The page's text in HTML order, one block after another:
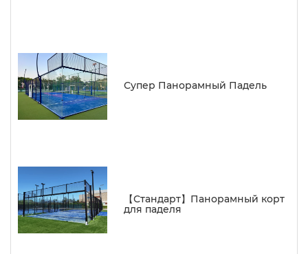
Супер Панорамный Падель
【Стандарт】Панорамный корт
для паделя